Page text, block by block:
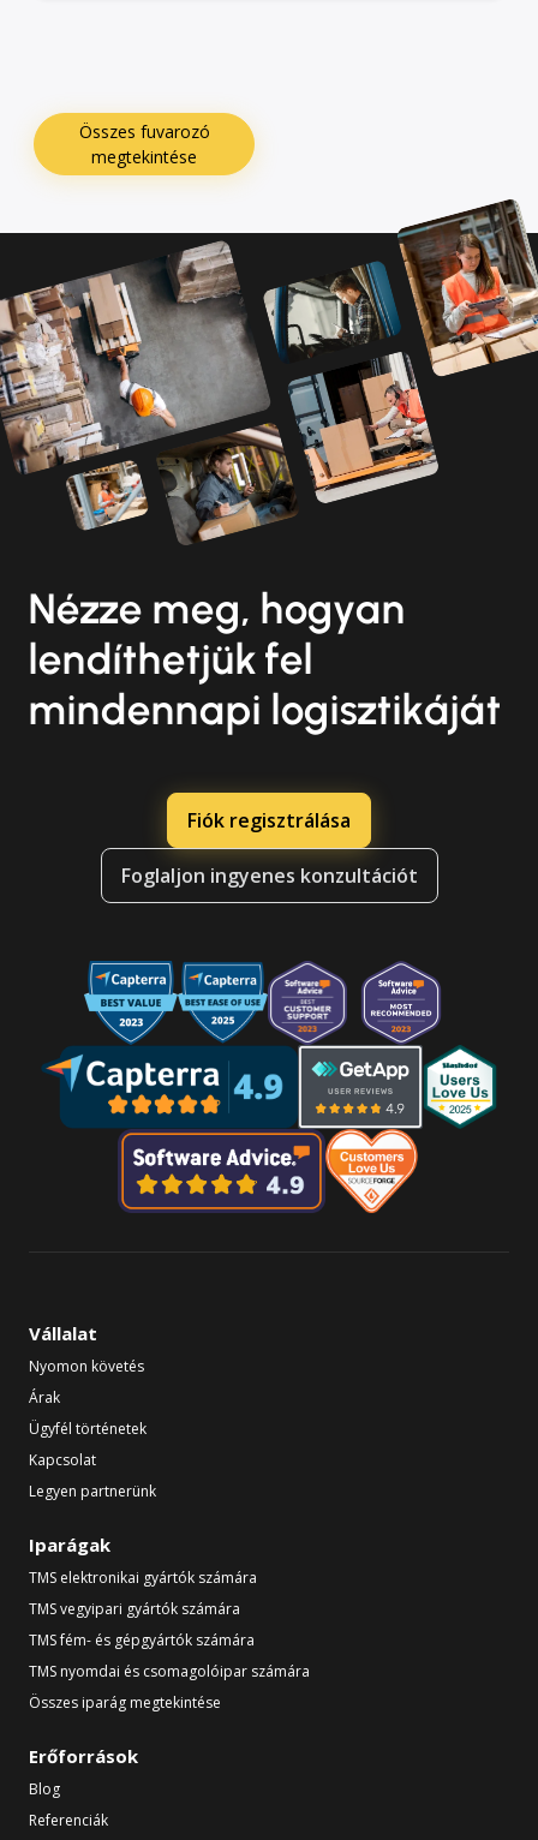
Összes fuvarozó
megtekintése
Nézze meg, hogyan
lendíthetjük fel
mindennapi logisztikáját
Fiók regisztrálása
Foglaljon ingyenes konzultációt
Vállalat
Nyomon követés
Árak
Ügyfél történetek
Kapcsolat
Legyen partnerünk
Iparágak
TMS elektronikai gyártók számára
TMS vegyipari gyártók számára
TMS fém- és gépgyártók számára
TMS nyomdai és csomagolóipar számára
Összes iparág megtekintése
Erőforrások
Blog
Referenciák